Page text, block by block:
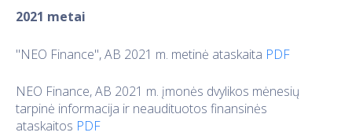
2021 metai
"NEO Finance", AB 2021 m. metinė ataskaita PDF
NEO Finance, AB 2021 m. įmonės dvylikos mėnesių
tarpinė informacija ir neaudituotos finansinės
ataskaitos PDF